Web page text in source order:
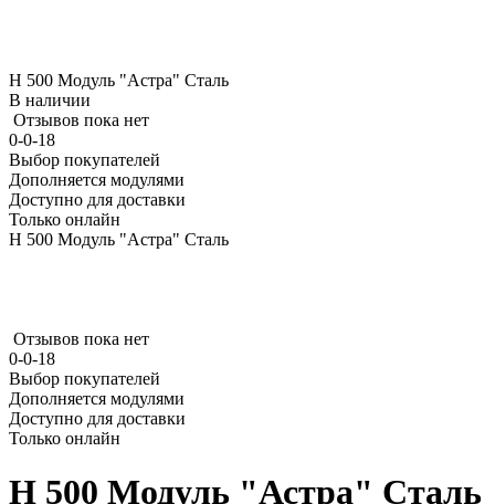
Н 500 Модуль "Астра" Сталь
В наличии
Отзывов пока нет
0-0-18
Выбор покупателей
Дополняется модулями
Доступно для доставки
Только онлайн
Н 500 Модуль "Астра" Сталь
Отзывов пока нет
0-0-18
Выбор покупателей
Дополняется модулями
Доступно для доставки
Только онлайн
Н 500 Модуль "Астра" Сталь